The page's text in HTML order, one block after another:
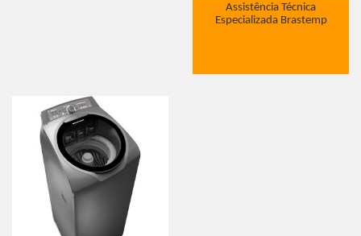
Assistência Técnica
Especializada Brastemp